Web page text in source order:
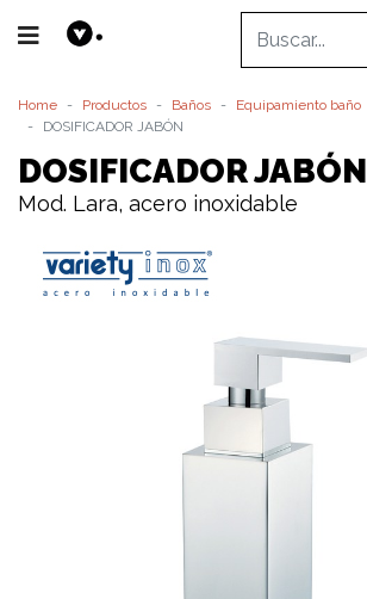
Home Productos Baños Equipamiento baño
DOSIFICADOR JABÓN
DOSIFICADOR JABÓN
Mod. Lara, acero inoxidable